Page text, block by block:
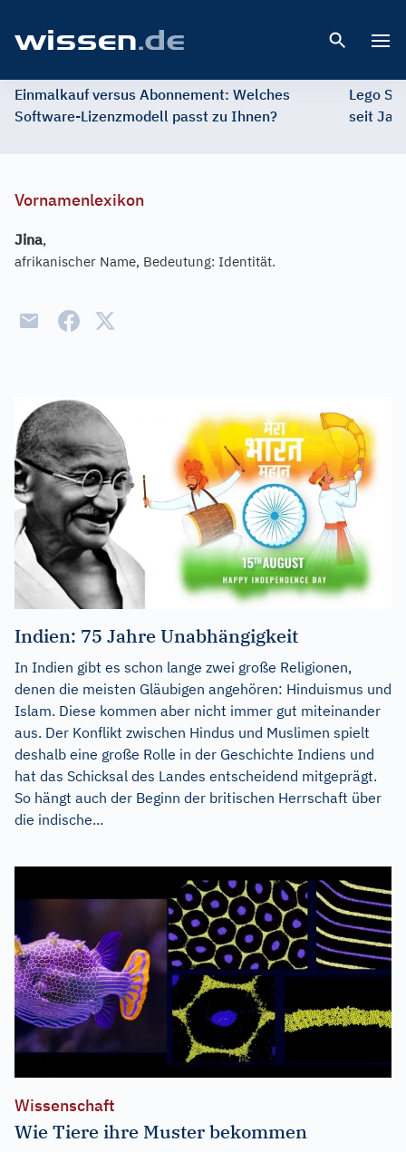
Einmalkauf versus Abonnement: Welches
Software-Lizenzmodell passt zu Ihnen?
Lego
seit
Vornamenlexikon
Jina,
afrikanischer Name, Bedeutung: Identität.
Indien: 75 Jahre Unabhängigkeit
In Indien gibt es schon lange zwei große Religionen,
denen die meisten Gläubigen angehören: Hinduismus und
Islam. Diese kommen aber nicht immer gut miteinander
aus. Der Konflikt zwischen Hindus und Muslimen spielt
deshalb eine große Rolle in der Geschichte Indiens und
hat das Schicksal des Landes entscheidend mitgeprägt.
So hängt auch der Beginn der britischen Herrschaft über
die indische...
Wissenschaft
Wie Tiere ihre Muster bekommen